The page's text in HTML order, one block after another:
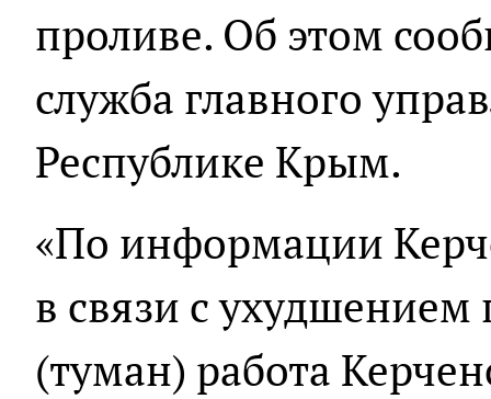
проливе. Об этом
служба главного
Республике Крым.
«По информации
в связи с
(туман) работа